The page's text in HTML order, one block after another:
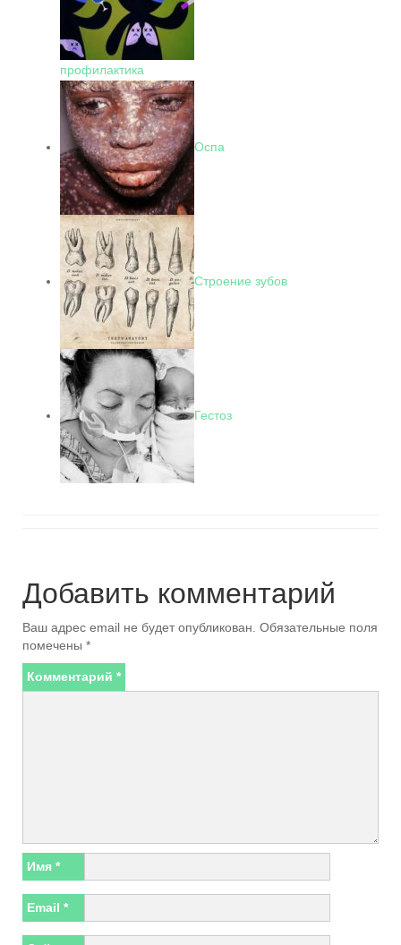
профилактика
Оспа
Строение зубов
Гестоз
Добавить комментарий
Ваш адрес email не будет опубликован. Обязательные поля
помечены *
Комментарий *
Имя *
Email *